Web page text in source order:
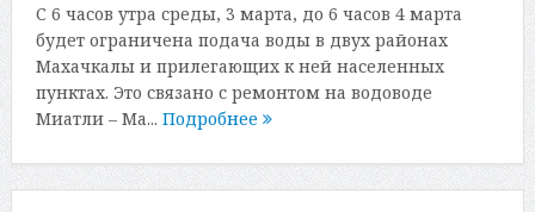
С 6 часов утра среды, 3 марта, до 6 часов 4 марта
будет ограничена подача воды в двух районах
Махачкалы и прилегающих к ней населенных
пунктах. Это связано с ремонтом на водоводе
Миатли – Ма... Подробнее